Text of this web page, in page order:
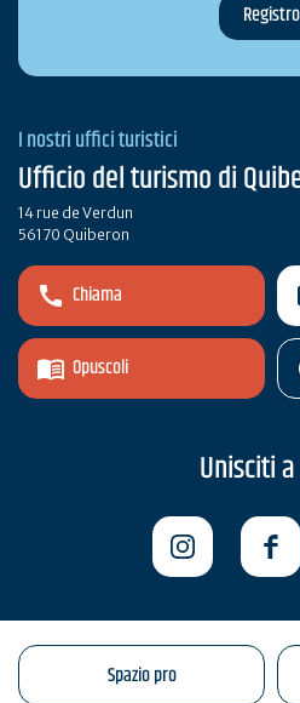
I nostri uffici turistici
Ufficio del turismo di
14 rue de Verdun
56170 Quiberon
Chiama
Opuscoli
Unisciti
Spazio pro